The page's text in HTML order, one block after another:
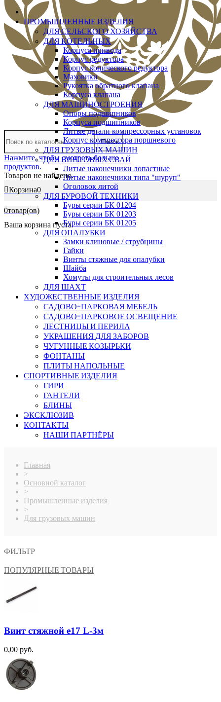
Поиск
Нажмите, чтобы смотреть больше
продуктов.
Товаров не найдено.
Корзина0
0товар(ов)
Ваша корзина пуста.
ПРОМЫШЛЕННЫЕ ИЗДЕЛИЯ
ДЛЯ СЕЛЬСКОГО ХОЗЯЙСТВА
ДЛЯ КОТЕЛЬНЫХ
Корпуса привода
Корпус редуктора
Корпус конического редуктора
Маховики
Рукоятка обратного клапана
Корпуса клапана
ДЛЯ МАШИНОСТРОЕНИЯ
Опоры подшипников
Корпуса подшипников
Литые детали компрессорных установок
Корпус компрессора поршневого
ДЛЯ ГРУЗОВЫХ МАШИН
ДЛЯ ВИНТОВЫХ СВАЙ
Литые наконечники лопастные
Литые наконечники типа "шуруп"
Оголовок литой
ДЛЯ БУРОВОЙ ТЕХНИКИ
Буры серии БК 01204
Буры серии БК 01203
Буры серии БК 01205
ДЛЯ ОПАЛУБКИ
Замки клиновые / струбцины
Гайки
Винты стяжные для опалубки
Шайба
Хомуты для строительных лесов
ДЛЯ ШАХТ
ХУДОЖЕСТВЕННЫЕ ИЗДЕЛИЯ
САДОВО-ПАРКОВАЯ МЕБЕЛЬ
САДОВО-ПАРКОВОЕ ОСВЕЩЕНИЕ
ЛЕСТНИЦЫ И ПЕРИЛА
УКРАШЕНИЯ ДЛЯ ЗАБОРОВ
ЧУГУННЫЕ КОЗЫРЬКИ
ФОНТАНЫ
ПЛИТЫ НАПОЛЬНЫЕ
СПОРТИВНЫЕ ИЗДЕЛИЯ
ГИРИ
ГАНТЕЛИ
БЛИНЫ
ЭКСКЛЮЗИВ
КОНТАКТЫ
НАШИ ПАРТНЁРЫ
Главная
>
Основной каталог
>
Промышленные изделия
>
Для грузовых машин
ФИЛЬТР
ПОПУЛЯРНЫЕ ТОВАРЫ
Винт стяжной e17 L-3м
0,00 руб.